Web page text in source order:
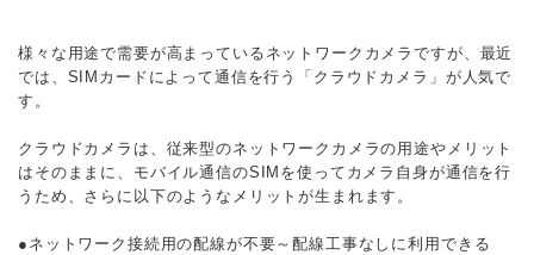
様々な用途で需要が高まっているネットワークカメラですが、最近
では、SIMカードによって通信を行う「クラウドカメラ」が人気で
す。
クラウドカメラは、従来型のネットワークカメラの用途やメリット
はそのままに、モバイル通信のSIMを使ってカメラ自身が通信を行
うため、さらに以下のようなメリットが生まれます。
●ネットワーク接続用の配線が不要～配線工事なしに利用できる